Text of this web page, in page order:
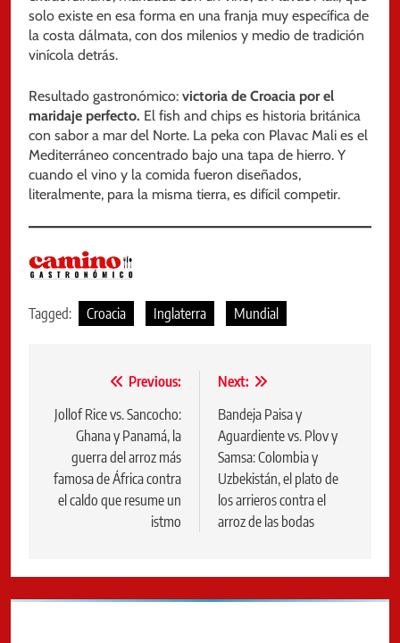
solo existe en esa forma en una franja muy específica de
la costa dálmata, con dos milenios y medio de tradición
vinícola detrás.
Resultado gastronómico: victoria de Croacia por el
maridaje perfecto. El fish and chips es historia británica
con sabor a mar del Norte. La peka con Plavac Mali es el
Mediterráneo concentrado bajo una tapa de hierro. Y
cuando el vino y la comida fueron diseñados,
literalmente, para la misma tierra, es difícil competir.
Tagged: Croacia Inglaterra Mundial
Navegación
de
entradas
Previous:
Jollof Rice vs. Sancocho:
Ghana y Panamá, la
guerra del arroz más
famosa de África contra
el caldo que resume un
istmo
Next:
Bandeja Paisa y
Aguardiente vs. Plov y
Samsa: Colombia y
Uzbekistán, el plato de
los arrieros contra el
arroz de las bodas